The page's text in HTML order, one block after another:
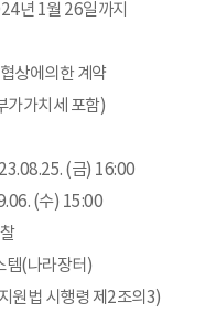
년 1월 26일까지
상에의한 계약
가가치세 포함)
(금) 16:00
(수) 15:00
템(나라장터)
원법 시행령 제2조의3)